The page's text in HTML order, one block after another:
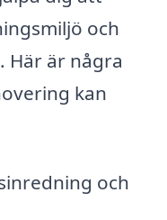
och
Här är några
kan
och